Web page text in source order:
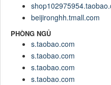
beijironghh.tmall.com
PHÒNG NGỦ
s.taobao.com
s.taobao.com
s.taobao.com
s.taobao.com